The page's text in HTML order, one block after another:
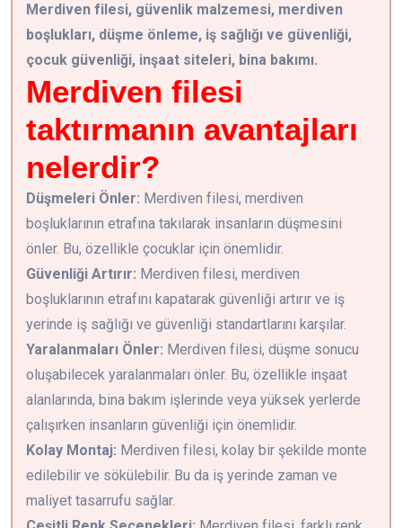
Merdiven filesi, güvenlik malzemesi, merdiven
boşlukları, düşme önleme, iş sağlığı ve güvenliği,
çocuk güvenliği, inşaat siteleri, bina bakımı.
Merdiven filesi
taktırmanın avantajları
nelerdir?
Düşmeleri Önler: Merdiven filesi, merdiven
boşluklarının etrafına takılarak insanların düşmesini
önler. Bu, özellikle çocuklar için önemlidir.
Güvenliği Artırır: Merdiven filesi, merdiven
boşluklarının etrafını kapatarak güvenliği artırır ve iş
yerinde iş sağlığı ve güvenliği standartlarını karşılar.
Yaralanmaları Önler: Merdiven filesi, düşme sonucu
oluşabilecek yaralanmaları önler. Bu, özellikle inşaat
alanlarında, bina bakım işlerinde veya yüksek yerlerde
çalışırken insanların güvenliği için önemlidir.
Kolay Montaj: Merdiven filesi, kolay bir şekilde monte
edilebilir ve sökülebilir. Bu da iş yerinde zaman ve
maliyet tasarrufu sağlar.